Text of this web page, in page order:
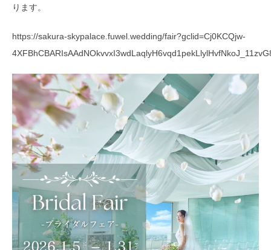
ります。
https://sakura-skypalace.fuwel.wedding/fair?gclid=Cj0KCQjw-